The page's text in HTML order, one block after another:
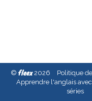
© fleex2026 Politique
Apprendre l'anglais
séries